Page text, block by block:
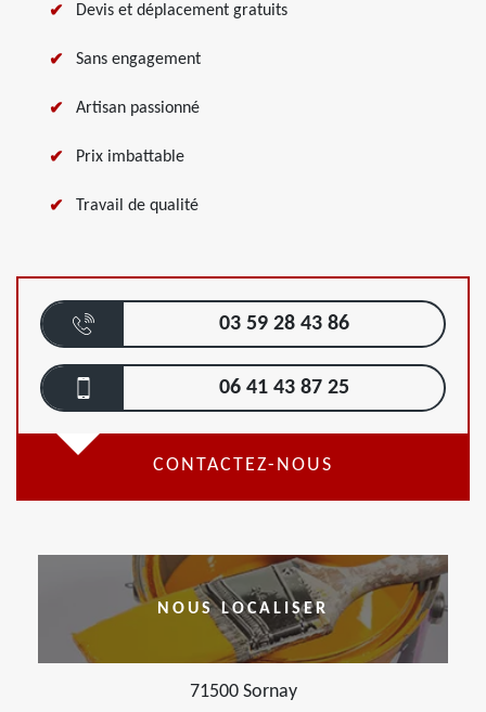
Devis et déplacement gratuits
Sans engagement
Artisan passionné
Prix imbattable
Travail de qualité
03 59 28 43 86
06 41 43 87 25
CONTACTEZ-NOUS
NOUS LOCALISER
71500 Sornay